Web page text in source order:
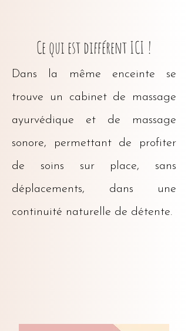
Ce qui est différent ICI !
Dans la même enceinte se
trouve un cabinet de massage
ayurvédique et de massage
sonore, permettant de profiter
de soins sur place, sans
déplacements, dans une
continuité naturelle de détente.